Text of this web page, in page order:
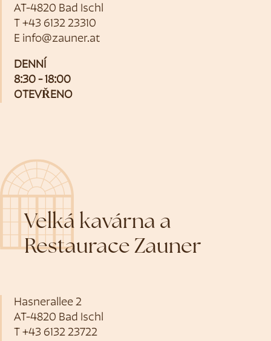
AT-4820 Bad Ischl
T +43 6132 23310
E info@zauner.at
DENNÍ
8:30 - 18:00
OTEVŘENO
Velká kavárna a
Restaurace Zauner
Hasnerallee 2
AT-4820 Bad Ischl
T +43 6132 23722